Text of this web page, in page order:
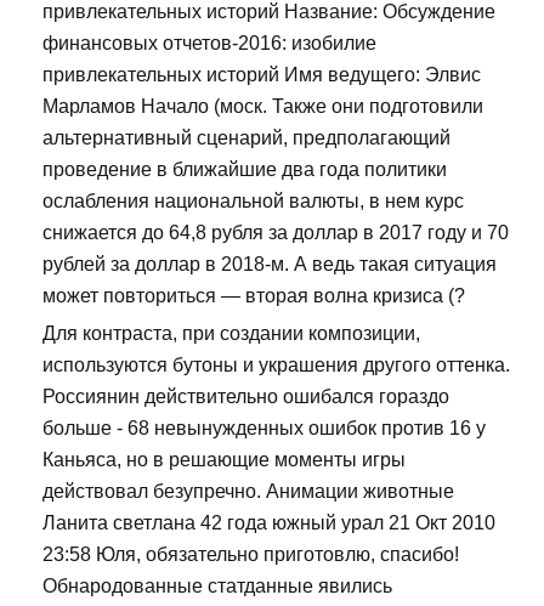
привлекательных историй Название: Обсуждение
финансовых отчетов-2016: изобилие
привлекательных историй Имя ведущего: Элвис
Марламов Начало (моск. Также они подготовили
альтернативный сценарий, предполагающий
проведение в ближайшие два года политики
ослабления национальной валюты, в нем курс
снижается до 64,8 рубля за доллар в 2017 году и 70
рублей за доллар в 2018-м. А ведь такая ситуация
может повториться — вторая волна кризиса (?
Для контраста, при создании композиции,
используются бутоны и украшения другого оттенка.
Россиянин действительно ошибался гораздо
больше - 68 невынужденных ошибок против 16 у
Каньяса, но в решающие моменты игры
действовал безупречно. Анимации животные
Ланита светлана 42 года южный урал 21 Окт 2010
23:58 Юля, обязательно приготовлю, спасибо!
Обнародованные статданные явились